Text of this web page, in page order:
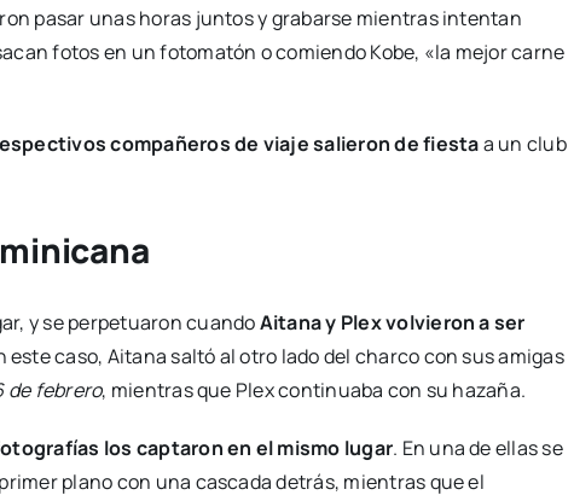
pasar unas horas juntos y grabarse mientras intentan
fotos en un fotomatón o comiendo Kobe, «la mejor carne
compañeros de viaje salieron de fiestaa un club
y se perpetuaron cuandoAitana y Plex volvieron a ser
este caso, Aitana saltó al otro lado del charco con sus amigas
de febrero, mientras que Plex continuaba con su hazaña.
los captaron en el mismo lugar. En una de ellas se
plano con una cascada detrás, mientras que el